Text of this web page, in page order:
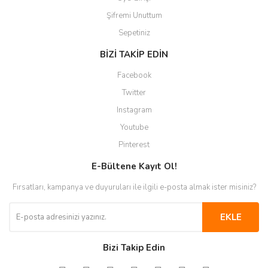
Şifremi Unuttum
Sepetiniz
BİZİ TAKİP EDİN
Facebook
Twitter
Instagram
Youtube
Pinterest
E-Bültene Kayıt Ol!
Fırsatları, kampanya ve duyuruları ile ilgili e-posta almak ister misiniz?
EKLE
Bizi Takip Edin